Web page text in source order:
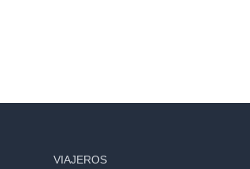
VIAJEROS